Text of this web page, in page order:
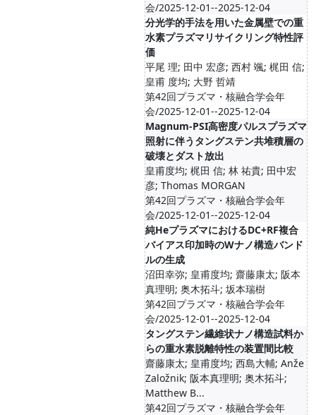
会/2025-12-01--2025-12-04
分光学的手法を用いた金属壁での重
水素プラズマリサイクリング特性評
価
平尾 理; 田中 宏彦; 西村 颯; 梶田 信;
皇甫 度均; 大野 哲靖
第42回プラズマ・核融合学会年
会/2025-12-01--2025-12-04
Magnum-PSI⾼密度パルスプラズマ
照射に伴うタングステン共堆積層の
破壊とダスト放出
皇甫度均; 梶田 信; 林 祐貴; 田中宏
彦; Thomas MORGAN
第42回プラズマ・核融合学会年
会/2025-12-01--2025-12-04
純HeプラズマにおけるDC+RF複合
バイアス印加時のWナノ構造バンド
ルの生成
沼田幸弥; 皇甫度均; 齋藤康太; 阪本
真理明; 奥木拓斗; 坂本瑞樹
第42回プラズマ・核融合学会年
会/2025-12-01--2025-12-04
タングステン繊維状ナノ構造試料か
らの重⽔素脱離特性の装置間⽐較
齋藤康太; 皇甫度均; 西島大輔; Anže
Založnik; 阪本真理明; 奥木拓斗;
Matthew B...
第42回プラズマ・核融合学会年